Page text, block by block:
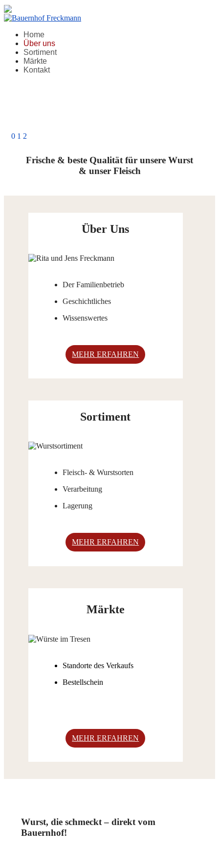
Home
Über uns
Sortiment
Märkte
Kontakt
0 1 2
Frische & beste Qualität für unsere Wurst
& unser Fleisch
Über Uns
Der Familienbetrieb
Geschichtliches
Wissenswertes
MEHR ERFAHREN
Sortiment
Fleisch- & Wurstsorten
Verarbeitung
Lagerung
MEHR ERFAHREN
Märkte
Standorte des Verkaufs
Bestellschein
MEHR ERFAHREN
Wurst, die schmeckt – direkt vom
Bauernhof!